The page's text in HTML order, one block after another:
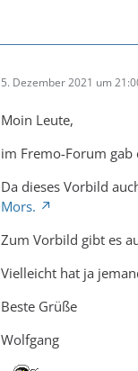
5. Dezember 2021 um
Moin Leute,
im Fremo-Forum
Da dieses Vorbild
Mors.
Zum Vorbild gibt es
Vielleicht hat ja
Beste Grüße
Wolfgang